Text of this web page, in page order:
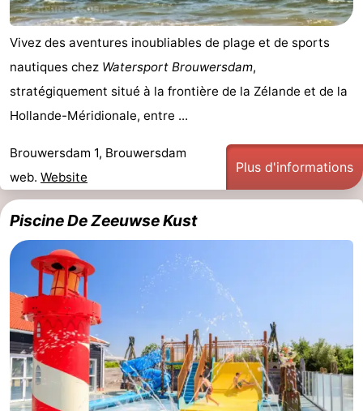
Vivez des aventures inoubliables de plage et de sports
nautiques chez Watersport Brouwersdam,
stratégiquement situé à la frontière de la Zélande et de la
Hollande-Méridionale, entre ...
Brouwersdam 1, Brouwersdam
web. Website
Plus d'informations
Piscine De Zeeuwse Kust